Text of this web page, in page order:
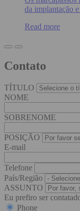
da implantação
Read more
Contato
TÍTULO
NOME
SOBRENOME
POSIÇÃO
E-mail
Telefone
País/Região
ASSUNTO
Eu prefiro ser
Phone